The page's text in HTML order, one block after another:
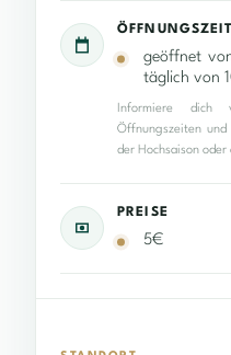
geöffnet
täglich von
Informiere
Öffnungszeiten und
der Hochsaison
PREISE
5€